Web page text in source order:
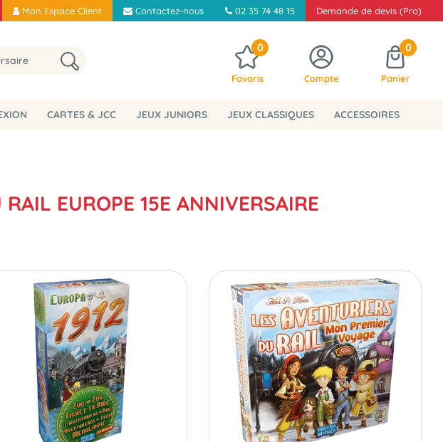
Mon Espace Client Contactez-nous 02 35 74 48 15 Demande de devis (Pro)
0
Favoris Compte
0
Panier
CARTES & JCC JEUX JUNIORS JEUX CLASSIQUES ACCESSOIRES
EUROPE 15E ANNIVERSAIRE